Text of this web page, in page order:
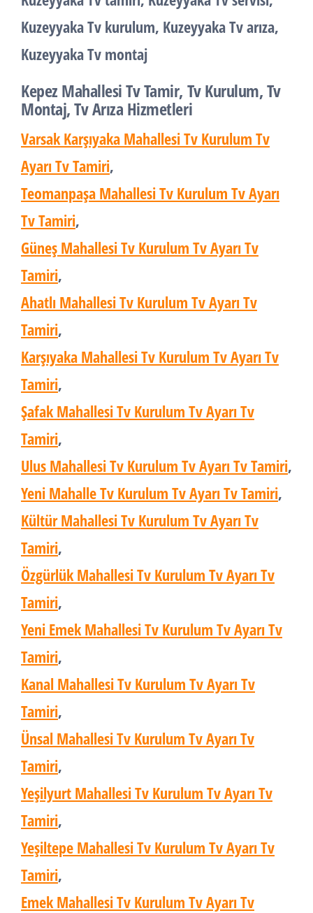
Kuzeyyaka Tv kurulum, Kuzeyyaka Tv arıza,
Kuzeyyaka Tv montaj
Kepez Mahallesi Tv Tamir, Tv Kurulum, Tv
Montaj, Tv Arıza Hizmetleri
Varsak Karşıyaka Mahallesi Tv Kurulum Tv
Ayarı Tv Tamiri,
Teomanpaşa Mahallesi Tv Kurulum Tv Ayarı
Tv Tamiri,
Güneş Mahallesi Tv Kurulum Tv Ayarı Tv
Tamiri,
Ahatlı Mahallesi Tv Kurulum Tv Ayarı Tv
Tamiri,
Karşıyaka Mahallesi Tv Kurulum Tv Ayarı Tv
Tamiri,
Şafak Mahallesi Tv Kurulum Tv Ayarı Tv
Tamiri,
Ulus Mahallesi Tv Kurulum Tv Ayarı Tv Tamiri,
Yeni Mahalle Tv Kurulum Tv Ayarı Tv Tamiri,
Kültür Mahallesi Tv Kurulum Tv Ayarı Tv
Tamiri,
Özgürlük Mahallesi Tv Kurulum Tv Ayarı Tv
Tamiri,
Yeni Emek Mahallesi Tv Kurulum Tv Ayarı Tv
Tamiri,
Kanal Mahallesi Tv Kurulum Tv Ayarı Tv
Tamiri,
Ünsal Mahallesi Tv Kurulum Tv Ayarı Tv
Tamiri,
Yeşilyurt Mahallesi Tv Kurulum Tv Ayarı Tv
Tamiri,
Yeşiltepe Mahallesi Tv Kurulum Tv Ayarı Tv
Tamiri,
Emek Mahallesi Tv Kurulum Tv Ayarı Tv